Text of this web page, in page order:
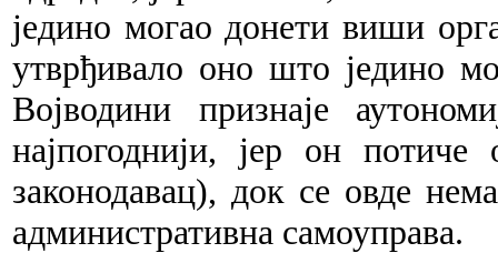
једино могао донети виши
утврђивало оно што једино
Војводини признаје
најпогоднији, јер он
законодавац), док се овде
административна самоуправа.